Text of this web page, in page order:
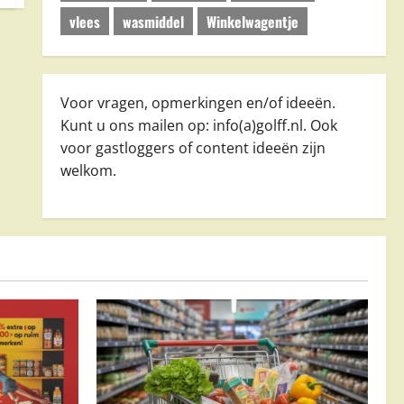
vlees
wasmiddel Winkelwagentje
Voor vragen, opmerkingen en/of ideeën.
Kunt u ons mailen op: info(a)golff.nl. Ook
voor gastloggers of content ideeën zijn
welkom.